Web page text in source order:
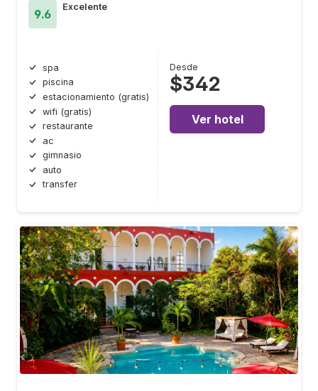
9.6
Excelente
spa
piscina
estacionamiento (gratis)
wifi (gratis)
restaurante
ac
gimnasio
auto
transfer
Desde
$342
Ver hotel